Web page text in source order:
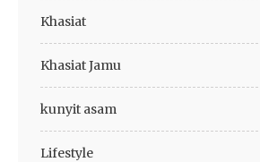
Khasiat
Khasiat Jamu
kunyit asam
Lifestyle